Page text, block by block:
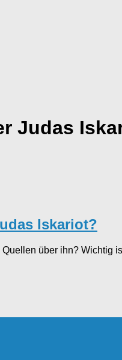
Judas
Iskariot?
über ihn? Wichtig